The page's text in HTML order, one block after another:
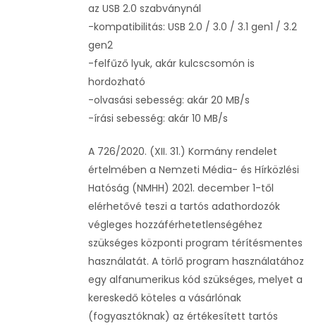
az USB 2.0 szabványnál
-kompatibilitás: USB 2.0 / 3.0 / 3.1 gen1 / 3.2
gen2
-felfűző lyuk, akár kulcscsomón is
hordozható
-olvasási sebesség: akár 20 MB/s
-írási sebesség: akár 10 MB/s
A 726/2020. (XII. 31.) Kormány rendelet
értelmében a Nemzeti Média- és Hírközlési
Hatóság (NMHH) 2021. december 1-től
elérhetővé teszi a tartós adathordozók
végleges hozzáférhetetlenségéhez
szükséges központi program térítésmentes
használatát. A törlő program használatához
egy alfanumerikus kód szükséges, melyet a
kereskedő köteles a vásárlónak
(fogyasztóknak) az értékesített tartós